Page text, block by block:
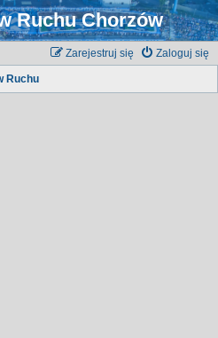
Ruchu Chorzów
Zaloguj się
Zarejestruj się
Ruchu